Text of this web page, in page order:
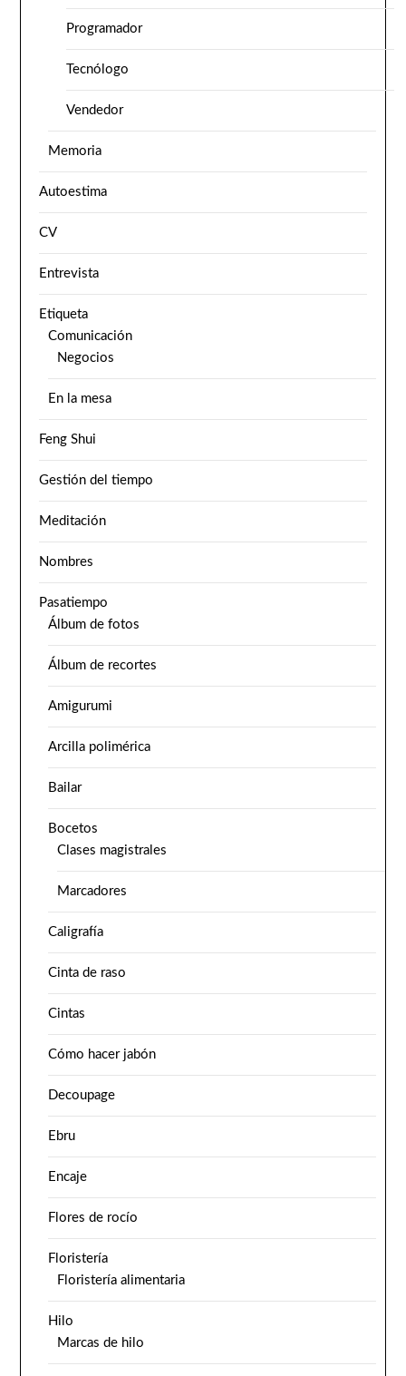
Programador
Tecnólogo
Vendedor
Memoria
Autoestima
CV
Entrevista
Etiqueta
Comunicación
Negocios
En la mesa
Feng Shui
Gestión del tiempo
Meditación
Nombres
Pasatiempo
Álbum de fotos
Álbum de recortes
Amigurumi
Arcilla polimérica
Bailar
Bocetos
Clases magistrales
Marcadores
Caligrafía
Cinta de raso
Cintas
Cómo hacer jabón
Decoupage
Ebru
Encaje
Flores de rocío
Floristería
Floristería alimentaria
Hilo
Marcas de hilo